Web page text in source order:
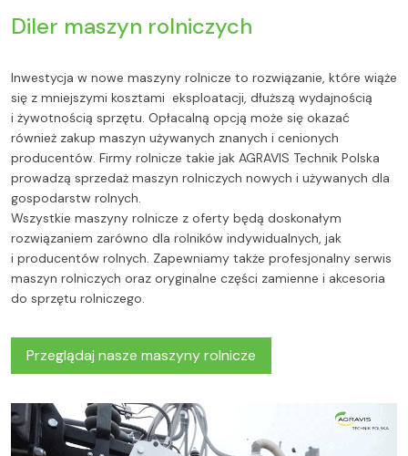
Diler maszyn rolniczych
Inwestycja w nowe maszyny rolnicze to rozwiązanie, które wiąże
się z mniejszymi kosztami eksploatacji, dłuższą wydajnością
i żywotnością sprzętu. Opłacalną opcją może się okazać
również zakup maszyn używanych znanych i cenionych
producentów. Firmy rolnicze takie jak AGRAVIS Technik Polska
prowadzą sprzedaż maszyn rolniczych nowych i używanych dla
gospodarstw rolnych.
Wszystkie maszyny rolnicze z oferty będą doskonałym
rozwiązaniem zarówno dla rolników indywidualnych, jak
i producentów rolnych. Zapewniamy także profesjonalny serwis
maszyn rolniczych oraz oryginalne części zamienne i akcesoria
do sprzętu rolniczego.
Przeglądaj nasze maszyny rolnicze